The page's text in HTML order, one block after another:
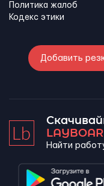
Политика жалоб
Кодекс этики
Добавить
Найти